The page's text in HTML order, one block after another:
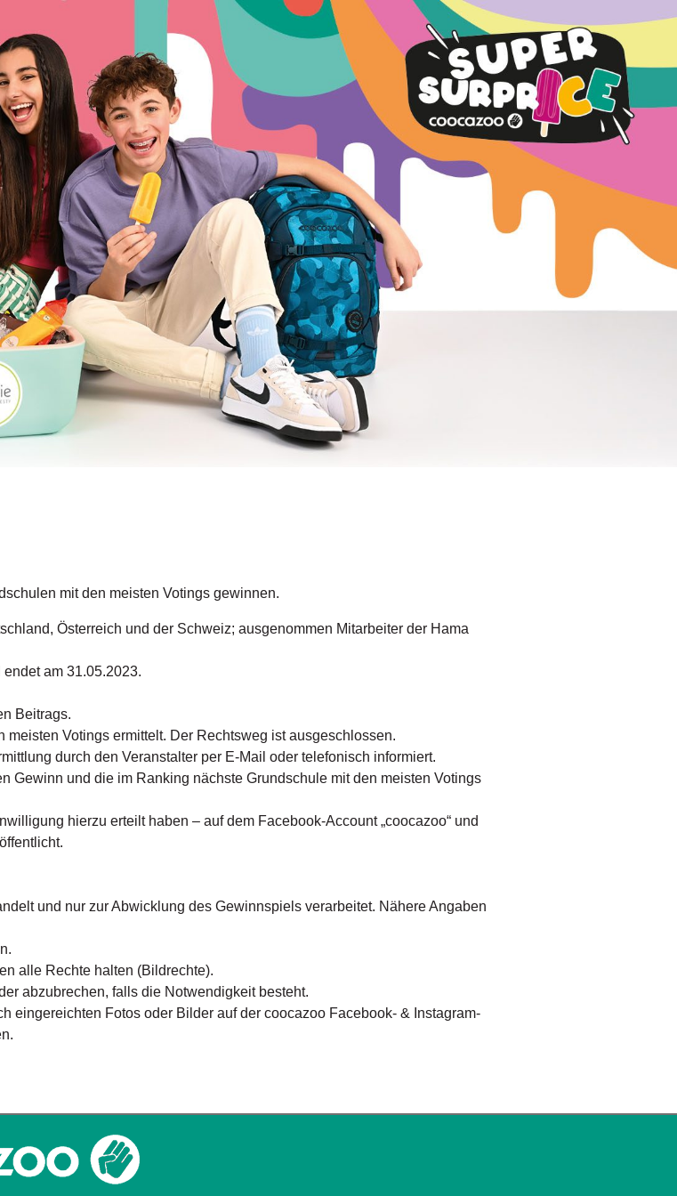
mit den meisten Votings gewinnen.
Österreich und der Schweiz; ausgenommen Mitarbeiter der Hama
am 31.05.2023.
Beitrags.
Votings ermittelt. Der Rechtsweg ist ausgeschlossen.
durch den Veranstalter per E-Mail oder telefonisch informiert.
Gewinn und die im Ranking nächste Grundschule mit den meisten Votings
hierzu erteilt haben – auf dem Facebook-Account „coocazoo“ und
und nur zur Abwicklung des Gewinnspiels verarbeitet. Nähere Angaben
alle Rechte halten (Bildrechte).
abzubrechen, falls die Notwendigkeit besteht.
eingereichten Fotos oder Bilder auf der coocazoo Facebook- & Instagram-